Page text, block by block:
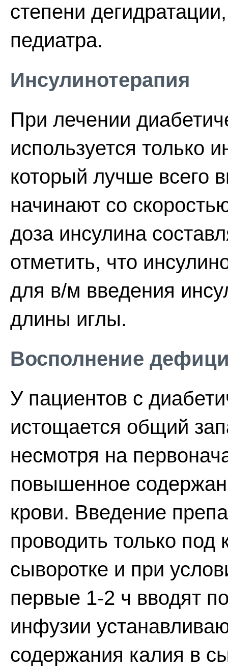
степени
педиатра.
Инсулинотерапия
При лечении
используется только
который лучше всего
начинают со
доза инсулина
отметить, что
для в/м введения
длины иглы.
Восполнение
У пациентов с
истощается общий
несмотря на
повышенное
крови. Введение
проводить только под
сыворотке и при
первые 1-2 ч вводят
инфузии
содержания калия в